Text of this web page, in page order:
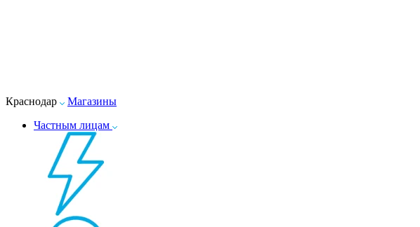
Краснодар
Магазины
Частным лицам